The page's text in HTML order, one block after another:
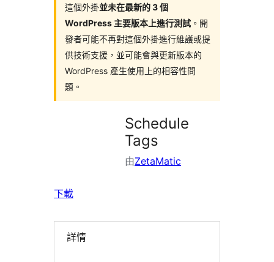
這個外掛並未在最新的 3 個
WordPress 主要版本上進行測試 。開
發者可能不再對這個外掛進行維護或提
供技術支援，並可能會與更新版本的
WordPress 產生使用上的相容性問
題。
Schedule
Tags
由ZetaMatic
下載
詳情